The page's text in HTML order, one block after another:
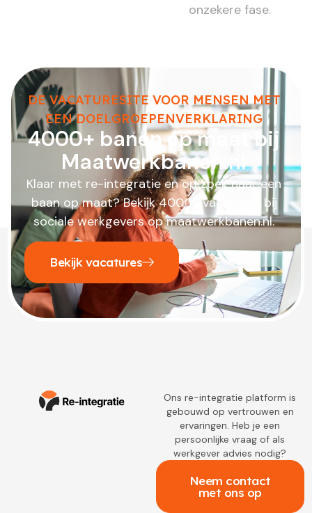
onzekere fase.
DE VACATURESITE VOOR MENSEN MET
EEN DOELGROEPENVERKLARING
4000+ banen op maat bij
Maatwerkbanen.nl
Klaar met re-integratie en op zoek naar een
baan op maat? Bekijk 4000+ vacatures bij
sociale werkgevers op maatwerkbanen.nl.
Bekijk vacatures
Ons re-integratie platform is
gebouwd op vertrouwen en
ervaringen. Heb je een
persoonlijke vraag of als
werkgever advies nodig?
Neem contact
met ons op